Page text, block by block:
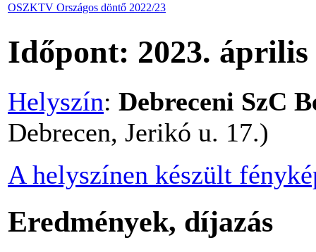
OSZKTV Országos döntő 2022/23
Időpont: 2023. április
Helyszín: Debreceni SzC
Debrecen, Jerikó u. 17.)
A helyszínen készült
Eredmények, díjazás